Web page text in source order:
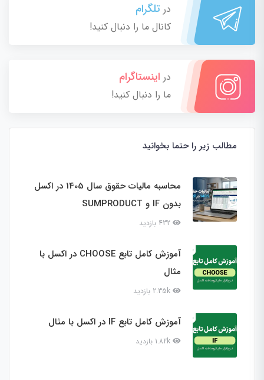
در تلگرام
کانال ما را دنبال کنید!
در اینستاگرام
ما را دنبال کنید!
مطالب زیر را حتما بخوانید
محاسبه مالیات حقوق سال 1405 در اکسل
بدون IF و SUMPRODUCT
آموزش کامل تابع CHOOSE در اکسل با
مثال
آموزش کامل تابع IF در اکسل با مثال